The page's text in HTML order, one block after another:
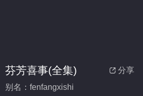
 分享
芬芳喜事(全集)
别名：fenfangxishi